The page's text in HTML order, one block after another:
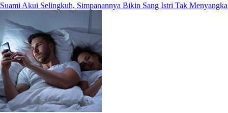
Suami Akui Selingkuh, Simpanannya Bikin Sang Istri Tak Menyangka